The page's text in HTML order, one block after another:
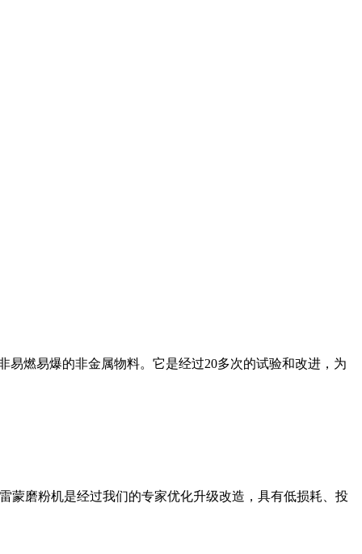
燃易爆的非金属物料。它是经过20多次的试验和改进，为
蒙磨粉机是经过我们的专家优化升级改造，具有低损耗、投